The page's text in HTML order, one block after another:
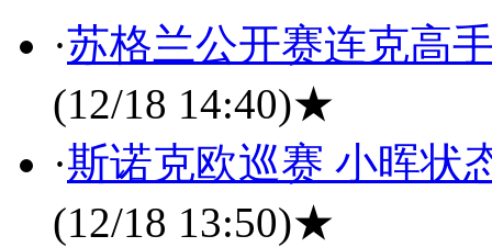
·苏格兰公开赛连克高
(12/18 14:40)★
·斯诺克欧巡赛 小晖状
(12/18 13:50)★